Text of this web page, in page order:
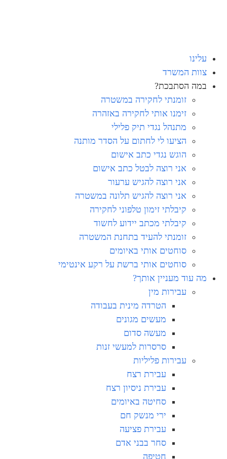
עלינו
צוות המשרד
במה הסתבכת?
זומנתי לחקירה במשטרה
זימנו אותי לחקירה באזהרה
מתנהל נגדי תיק פלילי
הציעו לי לחתום על הסדר מותנה
הוגש נגדי כתב אישום
אני רוצה לבטל כתב אישום
אני רוצה להגיש ערעור
אני רוצה להגיש תלונה במשטרה
קיבלתי זימון טלפוני לחקירה
קיבלתי מכתב יידוע לחשוד
זומנתי להעיד בתחנת המשטרה
סוחטים אותי באיומים
סוחטים אותי ברשת על רקע אינטימי
מה עוד מעניין אותך?
עבירות מין
הטרדה מינית בעבודה
מעשים מגונים
מעשה סדום
סרסרות למעשי זנות
עבירות פליליות
עבירת רצח
עבירת ניסיון רצח
סחיטה באיומים
ירי מנשק חם
עבירת פציעה
סחר בבני אדם
חטיפה